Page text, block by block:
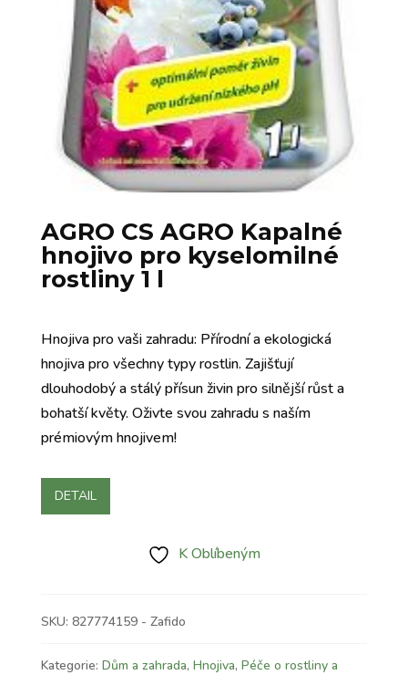
AGRO CS AGRO Kapalné
hnojivo pro kyselomilné
rostliny 1 l
Hnojiva pro vaši zahradu: Přírodní a ekologická
hnojiva pro všechny typy rostlin. Zajišťují
dlouhodobý a stálý přísun živin pro silnější růst a
bohatší květy. Oživte svou zahradu s naším
prémiovým hnojivem!
DETAIL
K Oblíbeným
SKU: 827774159 - Zafido
Kategorie: Dům a zahrada, Hnojiva, Péče o rostliny a